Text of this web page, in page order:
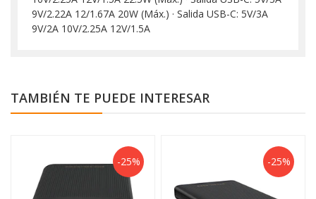
9V/2.22A 12/1.67A 20W (Máx.) · Salida USB-C: 5V/3A
9V/2A 10V/2.25A 12V/1.5A
TAMBIÉN TE PUEDE INTERESAR
-25% -25%